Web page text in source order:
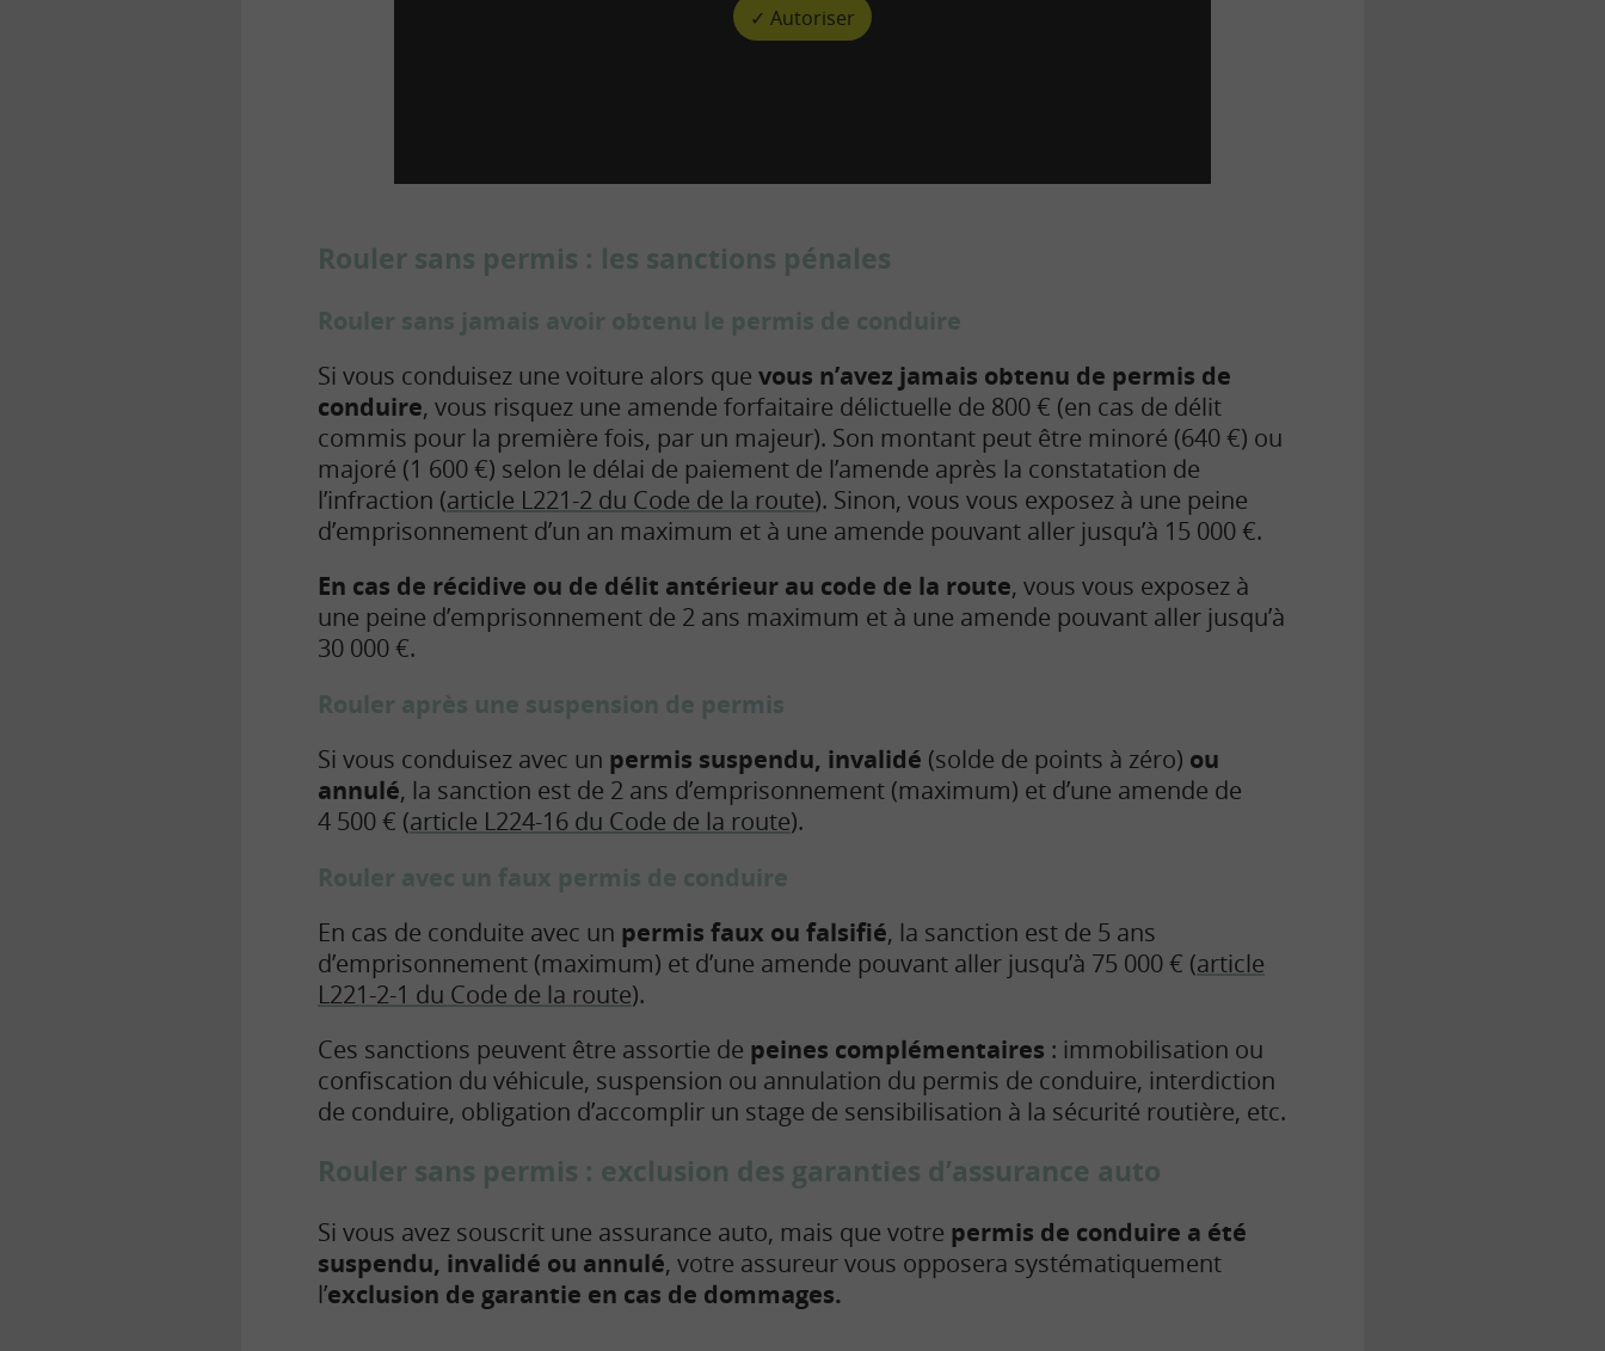
✓ Autoriser
Rouler sans permis : les sanctions pénales
Rouler sans jamais avoir obtenu le permis de conduire
Si vous conduisez une voiture alors que vous n’avez jamais obtenu de permis de
conduire, vous risquez une amende forfaitaire délictuelle de 800 € (en cas de délit
commis pour la première fois, par un majeur). Son montant peut être minoré (640 €) ou
majoré (1 600 €) selon le délai de paiement de l’amende après la constatation de
l’infraction (article L221-2 du Code de la route). Sinon, vous vous exposez à une peine
d’emprisonnement d’un an maximum et à une amende pouvant aller jusqu’à 15 000 €.
En cas de récidive ou de délit antérieur au code de la route, vous vous exposez à
une peine d’emprisonnement de 2 ans maximum et à une amende pouvant aller jusqu’à
30 000 €.
Rouler après une suspension de permis
Si vous conduisez avec un permis suspendu, invalidé (solde de points à zéro) ou
annulé, la sanction est de 2 ans d’emprisonnement (maximum) et d’une amende de
4 500 € (article L224-16 du Code de la route).
Rouler avec un faux permis de conduire
En cas de conduite avec un permis faux ou falsifié, la sanction est de 5 ans
d’emprisonnement (maximum) et d’une amende pouvant aller jusqu’à 75 000 € (article
L221-2-1 du Code de la route).
Ces sanctions peuvent être assortie de peines complémentaires : immobilisation ou
confiscation du véhicule, suspension ou annulation du permis de conduire, interdiction
de conduire, obligation d’accomplir un stage de sensibilisation à la sécurité routière, etc.
Rouler sans permis : exclusion des garanties d’assurance auto
Si vous avez souscrit une assurance auto, mais que votre permis de conduire a été
suspendu, invalidé ou annulé, votre assureur vous opposera systématiquement
l’exclusion de garantie en cas de dommages.